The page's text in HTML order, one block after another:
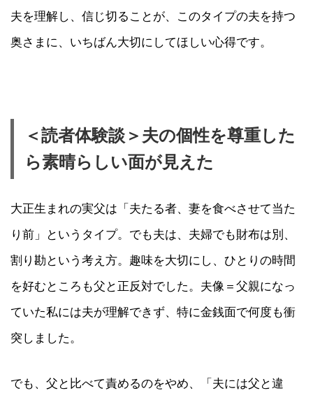
夫を理解し、信じ切ることが、このタイプの夫を持つ
奥さまに、いちばん大切にしてほしい心得です。
＜読者体験談＞夫の個性を尊重した
ら素晴らしい面が見えた
大正生まれの実父は「夫たる者、妻を食べさせて当た
り前」というタイプ。でも夫は、夫婦でも財布は別、
割り勘という考え方。趣味を大切にし、ひとりの時間
を好むところも父と正反対でした。夫像＝父親になっ
ていた私には夫が理解できず、特に金銭面で何度も衝
突しました。
でも、父と比べて責めるのをやめ、「夫には父と違